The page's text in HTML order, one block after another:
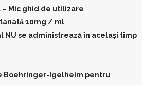
– Mic ghid de utilizare
10mg / ml
NU se administrează în același timp
Boehringer-Igelheim pentru